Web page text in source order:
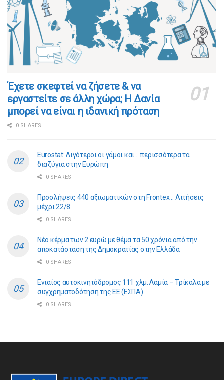
​​Έχετε σκεφτεί να ζήσετε & να
εργαστείτε σε άλλη χώρα; Η Δανία
μπορεί να είναι η ιδανική πρόταση
0 SHARES
Eurostat: Λιγότεροι οι γάμοι και… περισσότερα τα
διαζύγια στην Ευρώπη
0 SHARES
Προσλήψεις 440 αξιωματικών στη Frontex… Αιτήσεις
μέχρι 22/8
0 SHARES
Νέο κέρμα των 2 ευρώ με θέμα τα 50 χρόνια από την
αποκατάσταση της Δημοκρατίας στην Ελλάδα
0 SHARES
Ενιαίος αυτοκινητόδρομος 111 χλμ. Λαμία – Τρίκαλα με
συγχρηματοδότηση της ΕE (ΕΣΠΑ)
0 SHARES